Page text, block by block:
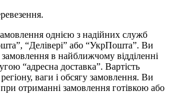
однією з надійних служб
“Делівері” або “УкрПошта”. Ви
в найближчому відділенні
“адресна доставка”. Вартість
ваги і обсягу замовлення. Ви
отриманні замовлення готівкою або